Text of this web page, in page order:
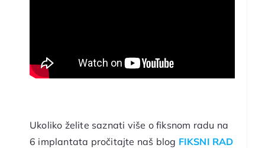
Ukoliko želite saznati više o fiksnom radu na
6 implantata pročitajte naš blog FIKSNI RAD